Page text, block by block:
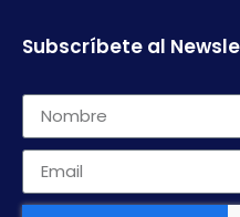
Subscríbete al